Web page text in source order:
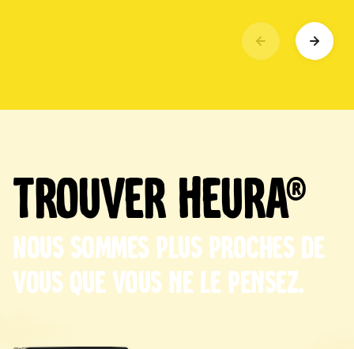
Trouver Heura®
Nous sommes plus proches de
vous que vous ne le pensez.